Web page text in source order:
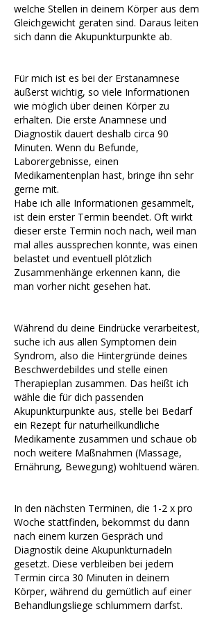
welche Stellen in deinem Körper aus dem
Gleichgewicht geraten sind. Daraus leiten
sich dann die Akupunkturpunkte ab.
Für mich ist es bei der Erstanamnese
äußerst wichtig, so viele Informationen
wie möglich über deinen Körper zu
erhalten. Die erste Anamnese und
Diagnostik dauert deshalb circa 90
Minuten. Wenn du Befunde,
Laborergebnisse, einen
Medikamentenplan hast, bringe ihn sehr
gerne mit.
Habe ich alle Informationen gesammelt,
ist dein erster Termin beendet. Oft wirkt
dieser erste Termin noch nach, weil man
mal alles aussprechen konnte, was einen
belastet und eventuell plötzlich
Zusammenhänge erkennen kann, die
man vorher nicht gesehen hat.
Während du deine Eindrücke verarbeitest,
suche ich aus allen Symptomen dein
Syndrom, also die Hintergründe deines
Beschwerdebildes und stelle einen
Therapieplan zusammen. Das heißt ich
wähle die für dich passenden
Akupunkturpunkte aus, stelle bei Bedarf
ein Rezept für naturheilkundliche
Medikamente zusammen und schaue ob
noch weitere Maßnahmen (Massage,
Ernährung, Bewegung) wohltuend wären.
In den nächsten Terminen, die 1-2 x pro
Woche stattfinden, bekommst du dann
nach einem kurzen Gespräch und
Diagnostik deine Akupunkturnadeln
gesetzt. Diese verbleiben bei jedem
Termin circa 30 Minuten in deinem
Körper, während du gemütlich auf einer
Behandlungsliege schlummern darfst.